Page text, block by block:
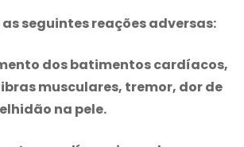
seguintes reações adversas:
dos batimentos cardíacos,
musculares, tremor, dor de
na pele.